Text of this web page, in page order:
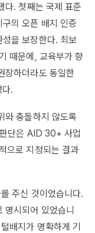
다. 첫째는 국제 표준
의 오픈 배지 인증
을 보장한다. 최보
때문에, 교육부가 향
장하더라도 동일한
.
와 충돌하지 않도록
단은 AID 30+ 사업
으로 지정되는 결과
주신 것이었습니다.
명시되어 있었습니
배지가 명확하게 기